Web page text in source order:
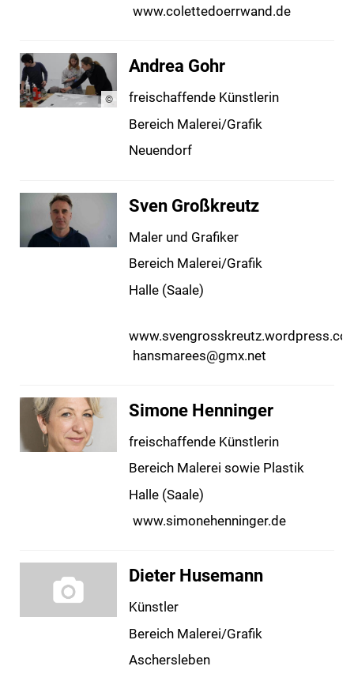
www.colettedoerrwand.de
©
Andrea Gohr
freischaffende Künstlerin
Bereich Malerei/Grafik
Neuendorf
Sven Großkreutz
Maler und Grafiker
Bereich Malerei/Grafik
Halle (Saale)
hansmarees@gmx.net
Simone Henninger
freischaffende Künstlerin
Bereich Malerei sowie Plastik
Halle (Saale)
www.simonehenninger.de
Dieter Husemann
Künstler
Bereich Malerei/Grafik
Aschersleben